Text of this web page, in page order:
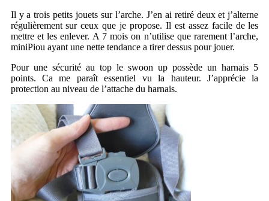
Il y a trois petits jouets sur l’arche. J’en ai retiré deux et j’alterne
régulièrement sur ceux que je propose. Il est assez facile de les
mettre et les enlever. A 7 mois on n’utilise que rarement l’arche,
miniPiou ayant une nette tendance a tirer dessus pour jouer.
Pour une sécurité au top le swoon up possède un harnais 5
points. Ca me paraît essentiel vu la hauteur. J’apprécie la
protection au niveau de l’attache du harnais.